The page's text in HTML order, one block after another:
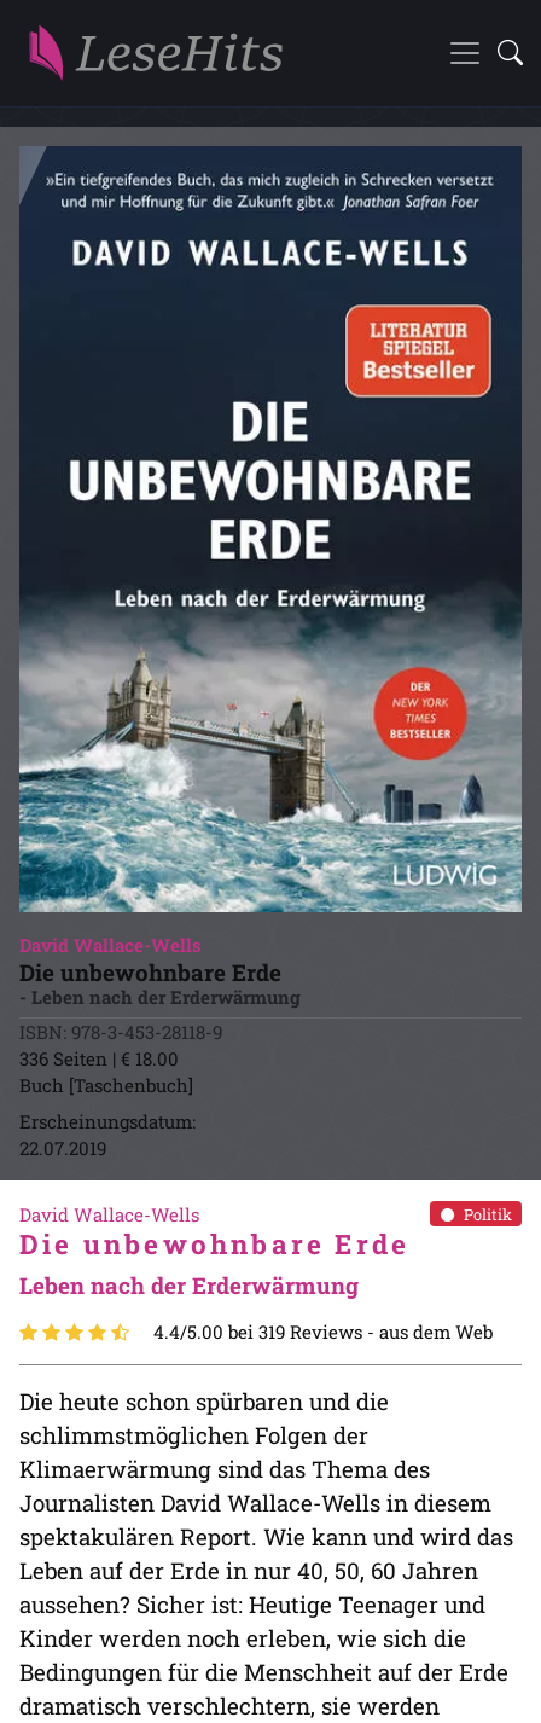
David Wallace-Wells
Die unbewohnbare Erde
- Leben nach der Erderwärmung
ISBN: 978-3-453-28118-9
336 Seiten | € 18.00
Buch [Taschenbuch]
Erscheinungsdatum:
22.07.2019
Politik
David Wallace-Wells
Die unbewohnbare Erde
Leben nach der Erderwärmung
4.4/5.00 bei 319 Reviews - aus dem Web
Die heute schon spürbaren und die
schlimmstmöglichen Folgen der
Klimaerwärmung sind das Thema des
Journalisten David Wallace-Wells in diesem
spektakulären Report. Wie kann und wird das
Leben auf der Erde in nur 40, 50, 60 Jahren
aussehen? Sicher ist: Heutige Teenager und
Kinder werden noch erleben, wie sich die
Bedingungen für die Menschheit auf der Erde
dramatisch verschlechtern, sie werden